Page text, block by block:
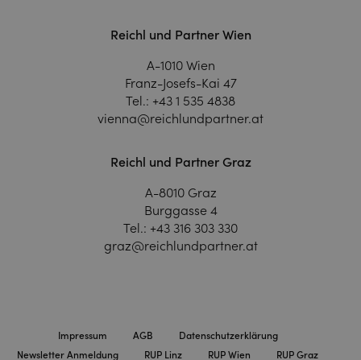
Reichl und Partner Wien
A-1010 Wien
Franz-Josefs-Kai 47
Tel.: +43 1 535 4838
vienna@reichlundpartner.at
Reichl und Partner Graz
A-8010 Graz
Burggasse 4
Tel.: +43 316 303 330
graz@reichlundpartner.at
Impressum AGB
Datenschutzerklärung
Newsletter Anmeldung
RUP Linz RUP Wien RUP Graz